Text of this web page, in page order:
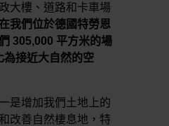
大樓、道路和卡車場
我們位於德國特勞恩
305,000 平方米的場
為接近大自然的空
是增加我們土地上的
改善自然棲息地，特